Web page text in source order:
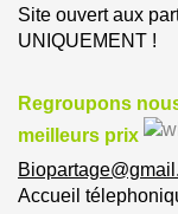
Site ouvert aux
UNIQUEMENT !
Regroupons
meilleurs prix
Accueil